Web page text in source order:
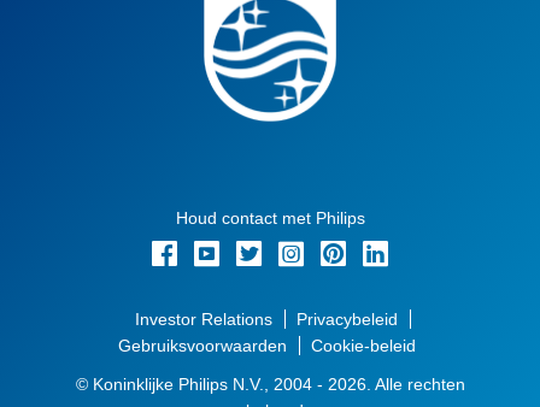
Houd contact met Philips
Investor Relations
Privacybeleid
Gebruiksvoorwaarden
Cookie-beleid
© Koninklijke Philips N.V., 2004 - 2026. Alle rechten